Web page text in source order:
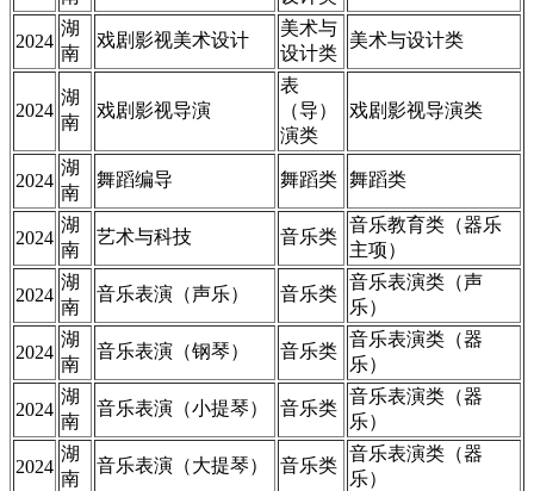
2024
湖
南
戏剧影视美术设计
美术与
设计类
美术与设计类
2024
湖
南
戏剧影视导演
表
（导）
演类
戏剧影视导演类
2024
湖
南
舞蹈编导 舞蹈类 舞蹈类
2024
湖
南
艺术与科技 音乐类
音乐教育类（器乐
主项）
2024
湖
南
音乐表演（声乐） 音乐类
音乐表演类（声
乐）
2024
湖
南
音乐表演（钢琴） 音乐类
音乐表演类（器
乐）
2024
湖
南
音乐表演（小提琴） 音乐类
音乐表演类（器
乐）
2024
湖
南
音乐表演（大提琴） 音乐类
音乐表演类（器
乐）